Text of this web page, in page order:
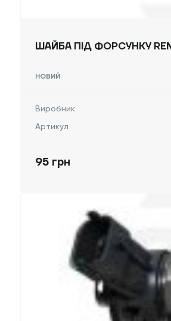
ШАЙБА ПІД ФОРСУНКУ
НОВИЙ
Виробник
Артикул
95 грн